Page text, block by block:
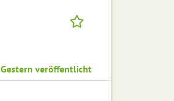
Gestern veröffentlicht